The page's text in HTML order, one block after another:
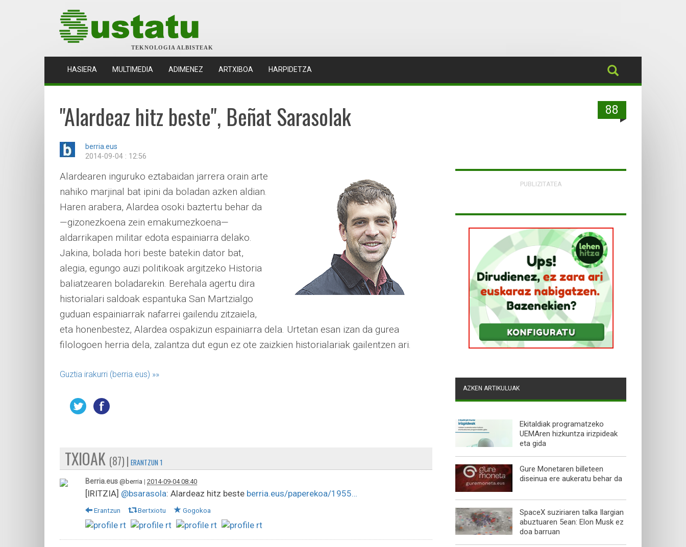
TEKNOLOGIA ALBISTEAK
HASIERA (CURRENT)
MULTIMEDIA ADIMENEZ ARTXIBOA HARPIDETZA
88
"Alardeaz hitz beste", Beñat Sarasolak
berria.eus
2014-09-04 : 12:56
Alardearen inguruko eztabaidan jarrera orain arte
nahiko marjinal bat ipini da boladan azken aldian.
Haren arabera, Alardea osoki baztertu behar da
—gizonezkoena zein emakumezkoena—
aldarrikapen militar edota espainiarra delako.
Jakina, bolada hori beste batekin dator bat,
alegia, egungo auzi politikoak argitzeko Historia
baliatzearen boladarekin. Berehala agertu dira
historialari saldoak espantuka San Martzialgo
guduan espainiarrak nafarrei gailendu zitzaiela,
eta honenbestez, Alardea ospakizun espainiarra dela. Urtetan esan izan da gurea
filologoen herria dela, zalantza dut egun ez ote zaizkien historialariak gailentzen ari.
Guztia irakurri (berria.eus) »»
TXIOAK (87) | ERANTZUN 1
Berria.eus @berria | 2014-09-04 08:40
[IRITZIA] @bsarasola: Alardeaz hitz beste berria.eus/paperekoa/1955…
Erantzun Bertxiotu Gogokoa
PUBLIZITATEA
AZKEN ARTIKULUAK
Ekitaldiak programatzeko
UEMAren hizkuntza irizpideak
eta gida
Gure Monetaren billeteen
diseinua ere aukeratu behar da
SpaceX suziriaren talka Ilargian
abuztuaren 5ean: Elon Musk ez
doa barruan